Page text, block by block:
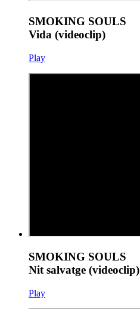
SMOKING SOULS
Vida (videoclip)
Play
SMOKING SOULS
Nit salvatge (videoclip)
Play